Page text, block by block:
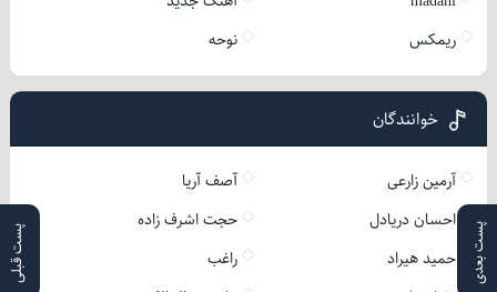
پست بعدی پست قبلی
ریمکس
نوحه
خوانندگان
آرمین زارعی
آصف آریا
احسان دریادل
حجت اشرف زاده
حمید هیراد
راغب